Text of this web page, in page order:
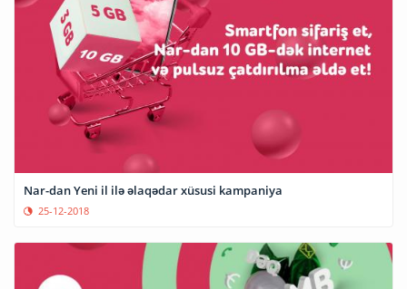
Nar-dan Yeni il ilə əlaqədar xüsusi kampaniya
25-12-2018